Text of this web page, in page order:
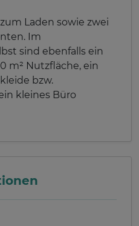
Laden sowie zwei
Im
sind ebenfalls ein
m² Nutzfläche, ein
bzw.
kleines Büro